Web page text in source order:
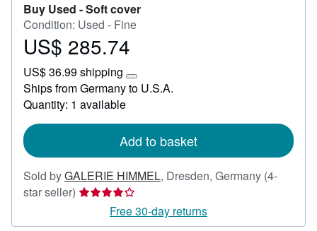
Buy Used -Soft cover
Condition: Used - Fine
Price
285.74
US$ 285.74
US$ 36.99 shipping
Learn
more
rates
Ships from Germany to U.S.A.
Quantity: 1 available
Add to basket
Sold byGALERIE HIMMEL, Dresden, Germany (4-
star seller) Seller
4
Free 30-day returns